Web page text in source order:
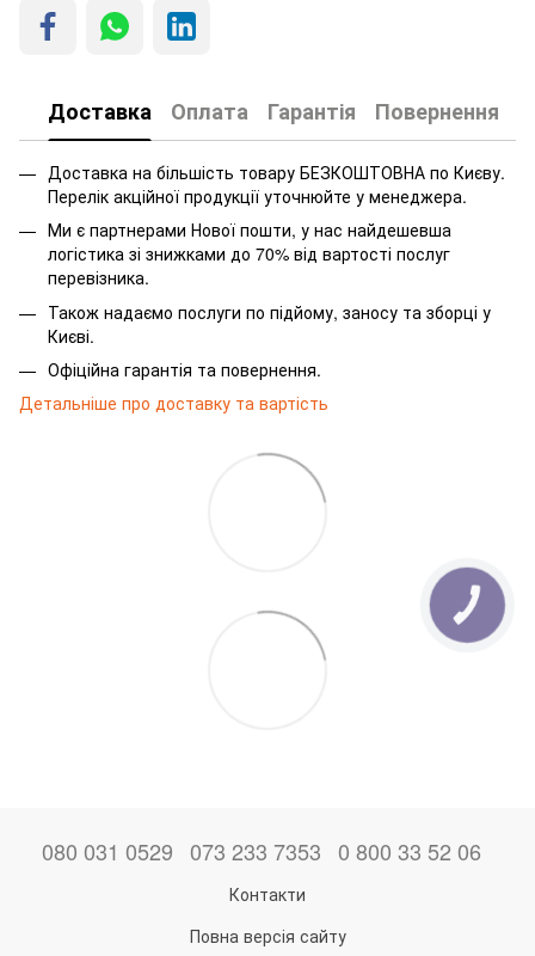
Доставка Оплата Гарантія Повернення
Доставка на більшість товару БЕЗКОШТОВНА по Києву.
Перелік акційної продукції уточнюйте у менеджера.
Ми є партнерами Нової пошти, у нас найдешевша
логістика зі знижками до 70% від вартості послуг
перевізника.
Також надаємо послуги по підйому, заносу та зборці у
Києві.
Офіційна гарантія та повернення.
Детальніше про доставку та вартість
080 031 0529 073 233 7353 0 800 33 52 06
Контакти
Повна версія сайту